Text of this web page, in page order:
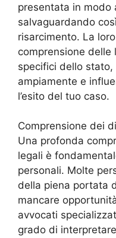
presentata in modo
salvaguardando
risarcimento. La
comprensione delle
specifici dello stato,
ampiamente e
l’esito del tuo caso.
Comprensione dei
Una profonda
legali è
personali. Molte
della piena portata
mancare
avvocati
grado di